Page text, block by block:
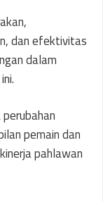
dan efektivitas
dalam
pemain dan
pahlawan